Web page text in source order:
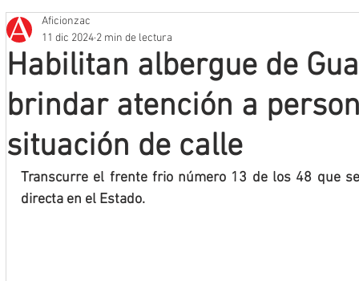
Que no se olvide
Mineros LNBP
Habilitan albergue de
brindar atención a
situación de calle
Aficionzac
11 dic 2024 2 min de lectura
Transcurre el frente frio número 13 de los 48 que
directa en el Estado.